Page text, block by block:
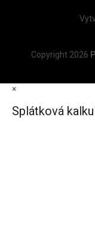
Copyright 2026
×
Splátková